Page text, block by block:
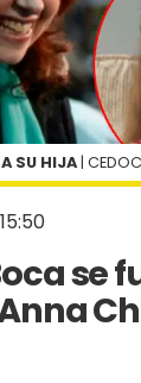
se
SU HIJA | CEDOC